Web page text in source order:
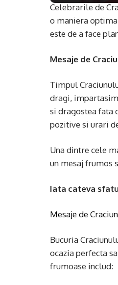
Celebrarile de
o maniera
este de a face
Mesaje de
Timpul
dragi,
si dragostea fata
pozitive si urari
Una dintre cele
un mesaj frumos
Iata cateva
Mesaje de Craciun
Bucuria
ocazia perfecta
frumoase includ: